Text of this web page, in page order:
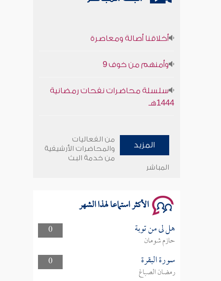
1444هـ
وأمنهم من خوف 9
سلسلة محاضرات نفحات رمضانية
المزيد
من الفعاليات
والمحاضرات الأرشيفية
من خدمة البث
المباشر
الأكثر استماعا لهذا الشهر
0 هل لى من توبة
حازم شومان
0
سورة البقرة
رمضان الصباغ